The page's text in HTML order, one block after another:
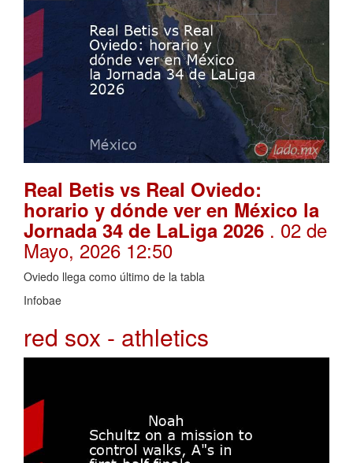
Real Betis vs Real Oviedo:
horario y dónde ver en México la
Jornada 34 de LaLiga 2026 . 02 de
Mayo, 2026 12:50
Oviedo llega como último de la tabla
Infobae
red sox - athletics